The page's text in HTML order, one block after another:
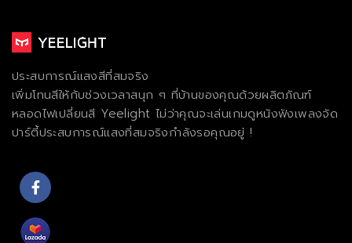
ประสบการณ์แสงสีที่สมจริง
เพิ่มโทนสีให้กับช่วงเวลาสนุก ๆ ที่บ้านของคุณด้วยผลิตภัณฑ์
หลอดไฟเปลี่ยนสี Yeelight ไม่ว่าคุณจะเล่นเกมดูหนังฟังเพลงจัด
ปาร์ตี้ประสบการณ์แสงที่สมจริงกําลังรอคุณอยู่ !